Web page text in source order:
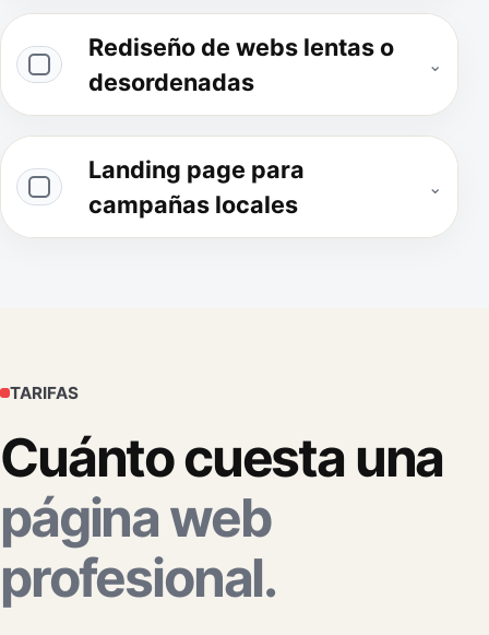
Rediseño de webs lentas o
desordenadas
⌄
Landing page para
campañas locales
⌄
TARIFAS
Cuánto cuesta una
página web
profesional.